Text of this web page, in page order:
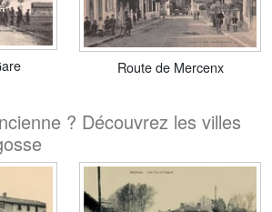
Route de Mercenx
? Découvrez les villes